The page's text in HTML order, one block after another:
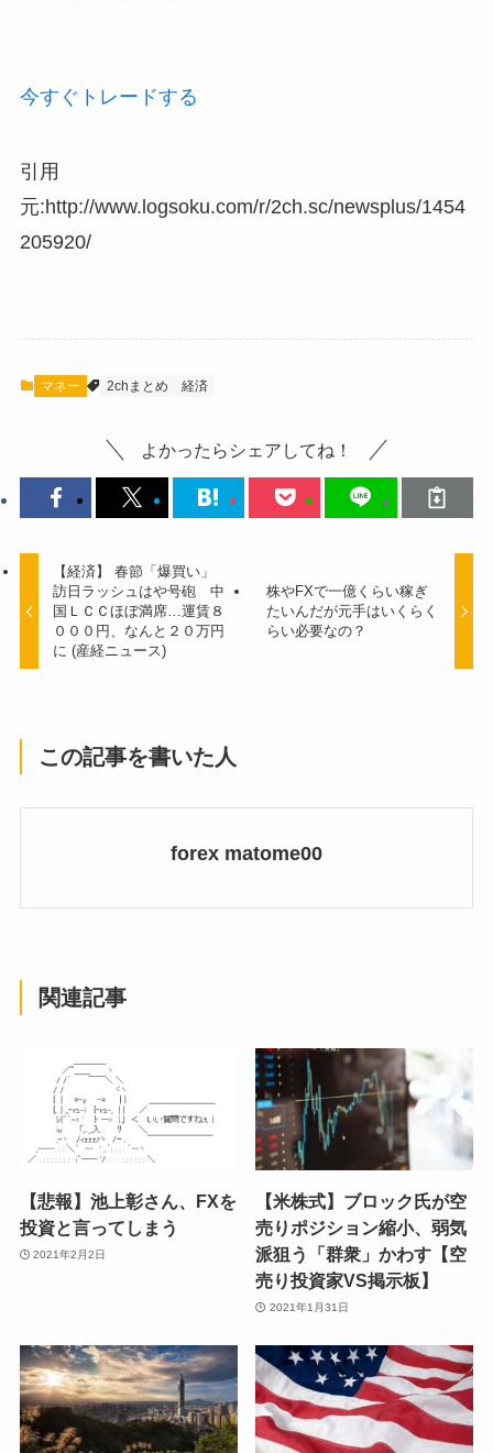
今すぐトレードする
引用
元:http://www.logsoku.com/r/2ch.sc/newsplus/1454
205920/
マネー 2chまとめ 経済
よかったらシェアしてね！
【経済】 春節「爆買い」
訪日ラッシュはや号砲 中
国ＬＣＣほぼ満席…運賃８
０００円、なんと２０万円
に (産経ニュース)
株やFXで一億くらい稼ぎ
たいんだが元手はいくらく
らい必要なの？
この記事を書いた人
forex matome00
関連記事
【悲報】池上彰さん、FXを
投資と言ってしまう
2021年2月2日
【米株式】ブロック氏が空
売りポジション縮小、弱気
派狙う「群衆」かわす【空
売り投資家VS掲示板】
2021年1月31日